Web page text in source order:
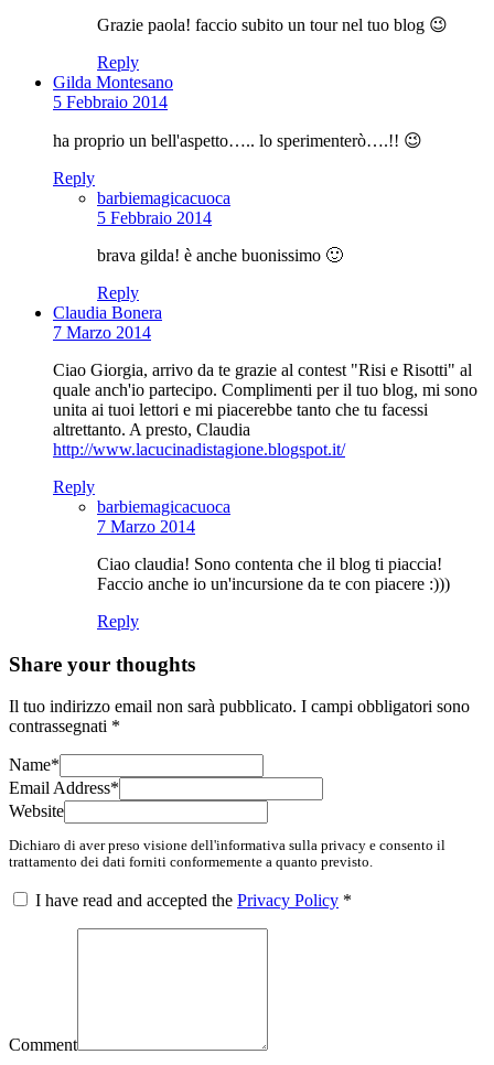
Grazie paola! faccio subito un tour nel tuo blog 😉
Reply
Gilda Montesano
5 Febbraio 2014
ha proprio un bell'aspetto….. lo sperimenterò….!! 😉
Reply
barbiemagicacuoca
5 Febbraio 2014
brava gilda! è anche buonissimo 🙂
Reply
Claudia Bonera
7 Marzo 2014
Ciao Giorgia, arrivo da te grazie al contest "Risi e Risotti" al
quale anch'io partecipo. Complimenti per il tuo blog, mi sono
unita ai tuoi lettori e mi piacerebbe tanto che tu facessi
altrettanto. A presto, Claudia
http://www.lacucinadistagione.blogspot.it/
Reply
barbiemagicacuoca
7 Marzo 2014
Ciao claudia! Sono contenta che il blog ti piaccia!
Faccio anche io un'incursione da te con piacere :)))
Reply
Share your thoughts
Il tuo indirizzo email non sarà pubblicato. I campi obbligatori sono
contrassegnati *
Name*
Email Address*
Website
Dichiaro di aver preso visione dell'informativa sulla privacy e consento il
trattamento dei dati forniti conformemente a quanto previsto.
I have read and accepted the Privacy Policy *
Comment